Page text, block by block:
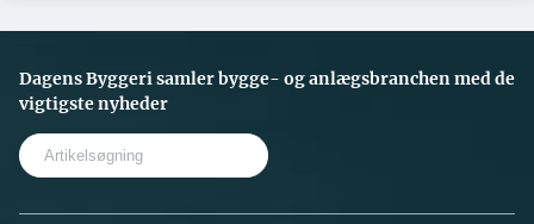
Dagens Byggeri samler bygge- og anlægsbranchen med de
vigtigste nyheder